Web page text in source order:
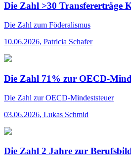
Die Zahl >30 Transfererträge
Die Zahl zum Föderalismus
10.06.2026, Patricia Schafer
Die Zahl 71% zur OECD-
Die Zahl zur OECD-Mindeststeuer
03.06.2026, Lukas Schmid
Die Zahl 2 Jahre zur